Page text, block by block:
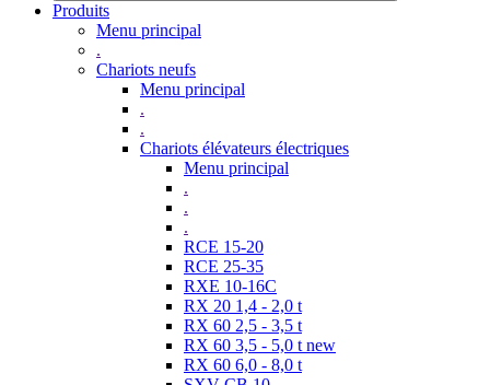
Produits
Menu principal
.
Chariots neufs
Menu principal
.
.
Chariots élévateurs électriques
Menu principal
.
.
.
RCE 15-20
RCE 25-35
RXE 10-16C
RX 20 1,4 - 2,0 t
RX 60 2,5 - 3,5 t
RX 60 3,5 - 5,0 t new
RX 60 6,0 - 8,0 t